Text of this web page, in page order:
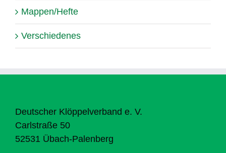
Mappen/Hefte
Verschiedenes
Deutscher Klöppelverband e. V.
Carlstraße 50
52531 Übach-Palenberg